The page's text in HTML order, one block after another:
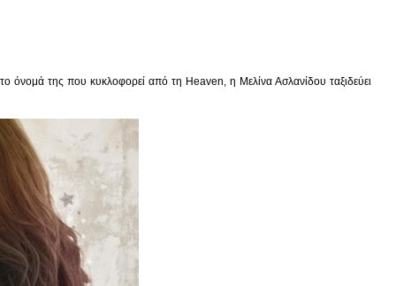
όνομά της που κυκλοφορεί από τη Heaven, η Μελίνα Ασλανίδου ταξιδεύει